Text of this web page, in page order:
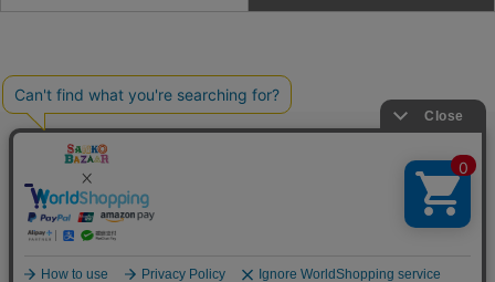
ご利用ガイド
利用規約